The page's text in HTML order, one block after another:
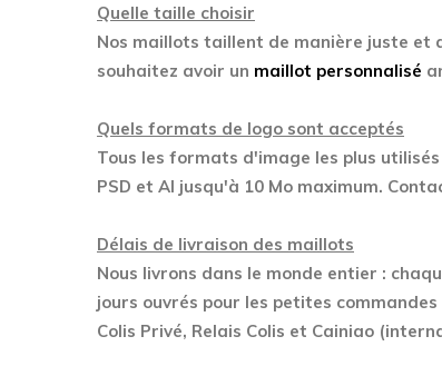
Quelle taille choisir
Nos maillots taillent de manière juste et
souhaitez avoir un maillot personnalisé
Quels formats de logo sont acceptés
Tous les formats d'image les plus utilisés
PSD et AI jusqu'à 10 Mo maximum.
Délais de livraison des maillots
Nous livrons dans le monde entier :
jours ouvrés pour les petites
Colis Privé, Relais Colis et Cainiao